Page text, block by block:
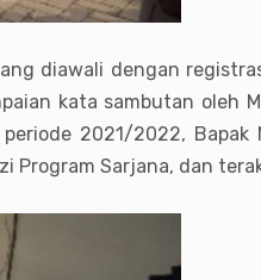
diawali dengan
kata sambutan oleh
2021/2022, Bapak
Program Sarjana, dan